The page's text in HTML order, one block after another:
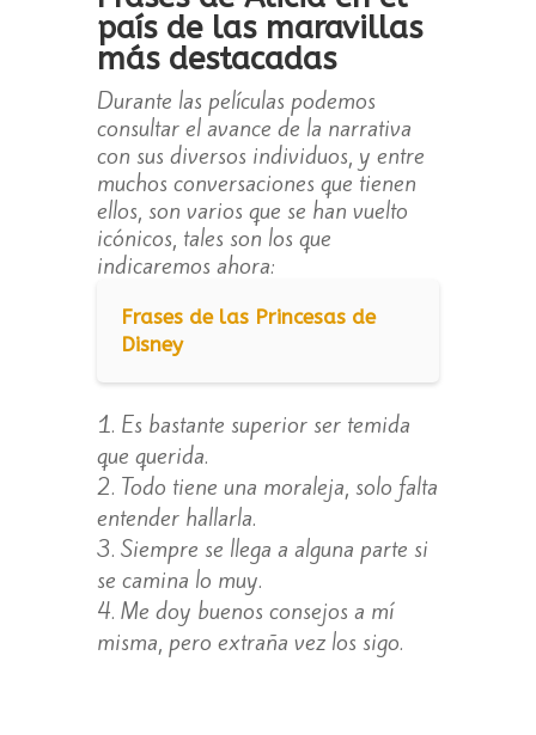
país de las maravillas
más destacadas
Durante las películas podemos
consultar el avance de la narrativa
con sus diversos individuos, y entre
muchos conversaciones que tienen
ellos, son varios que se han vuelto
icónicos, tales son los que
indicaremos ahora:
Frases de las Princesas de
Disney
Es bastante superior ser temida
que querida.
Todo tiene una moraleja, solo falta
entender hallarla.
Siempre se llega a alguna parte si
se camina lo muy.
Me doy buenos consejos a mí
misma, pero extraña vez los sigo.